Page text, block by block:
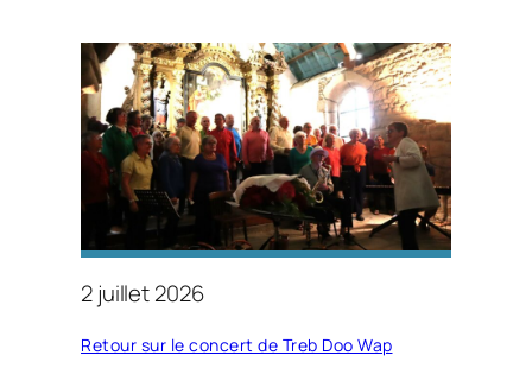
2 juillet 2026
Retour sur le concert de Treb Doo Wap